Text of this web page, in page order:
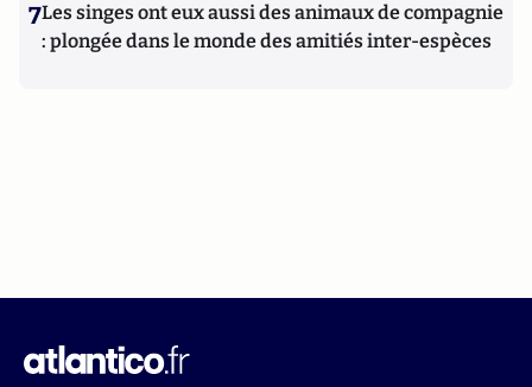
7Les singes ont eux aussi des animaux de compagnie
: plongée dans le monde des amitiés inter-espèces